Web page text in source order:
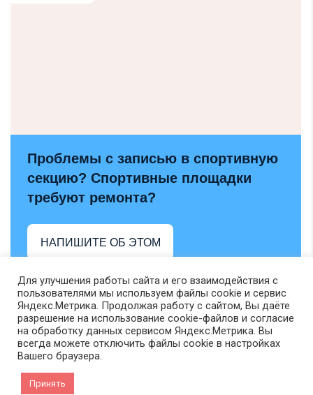
Проблемы с записью в спортивную
секцию? Спортивные площадки
требуют ремонта?
НАПИШИТЕ ОБ ЭТОМ
Для улучшения работы сайта и его взаимодействия с
пользователями мы используем файлы cookie и сервис
Яндекс.Метрика. Продолжая работу с сайтом, Вы даёте
разрешение на использование cookie-файлов и согласие
на обработку данных сервисом Яндекс.Метрика. Вы
всегда можете отключить файлы cookie в настройках
Вашего браузера.
Принять